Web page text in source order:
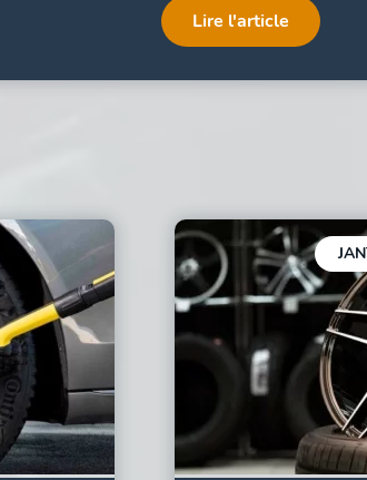
Lire l'article